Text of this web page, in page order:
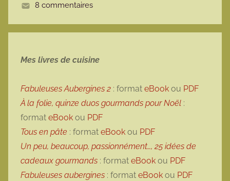
8 commentaires
Mes livres de cuisine
Fabuleuses Aubergines 2 : format eBook ou PDF
À la folie, quinze duos gourmands pour Noël :
format eBook ou PDF
Tous en pâte : format eBook ou PDF
Un peu, beaucoup, passionnément…, 25 idées de
cadeaux gourmands : format eBook ou PDF
Fabuleuses aubergines : format eBook ou PDF